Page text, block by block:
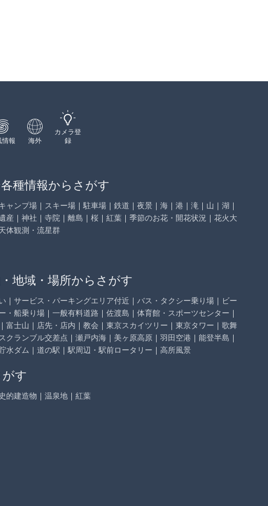
情報 海外
カメラ登
録
種情報からさがす
ャンプ場 ｜ スキー場 ｜ 駐車場 ｜ 鉄道 ｜ 夜景 ｜ 海 ｜ 港 ｜ 滝 ｜ 山 ｜ 湖 ｜
産 ｜ 神社 ｜ 寺院 ｜ 離島 ｜ 桜 ｜ 紅葉 ｜ 季節のお花・開花状況 ｜ 花火大
体観測・流星群
地域・場所からさがす
｜ サービス・パーキングエリア付近 ｜ バス・タクシー乗り場 ｜ ビー
・船乗り場 ｜ 一般有料道路 ｜ 佐渡島 ｜ 体育館・スポーツセンター ｜
｜ 富士山 ｜ 店先・店内 ｜ 教会 ｜ 東京スカイツリー ｜ 東京タワー ｜ 歌舞
クランブル交差点 ｜ 瀬戸内海 ｜ 美ヶ原高原 ｜ 羽田空港 ｜ 能登半島 ｜
水ダム ｜ 道の駅 ｜ 駅周辺・駅前ロータリー ｜ 高所風景
す
的建造物 ｜ 温泉地 ｜ 紅葉